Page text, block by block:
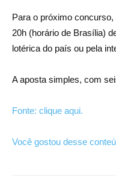
Para o próximo
20h (horário de Brasília)
lotérica do país ou pela
A aposta simples, com
Fonte: clique aqui.
Você gostou desse